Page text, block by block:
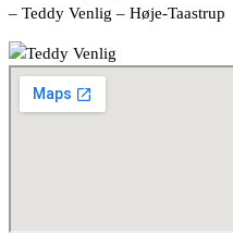
– Teddy Venlig – Høje-Taastrup